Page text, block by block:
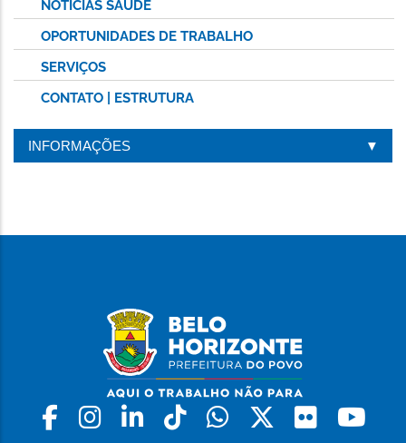
NOTÍCIAS SAÚDE
OPORTUNIDADES DE TRABALHO
SERVIÇOS
CONTATO | ESTRUTURA
INFORMAÇÕES
Facebook
Instagram
LinkedinTiktokWhatsapp
X Flickr